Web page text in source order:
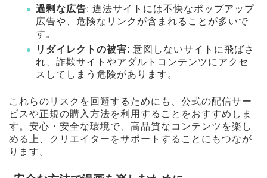
過剰な広告: 違法サイトには不快なポップアップ
広告や、危険なリンクが含まれることが多いで
す。
リダイレクトの被害: 意図しないサイトに飛ばさ
れ、詐欺サイトやアダルトコンテンツにアクセ
スしてしまう危険があります。
これらのリスクを回避するためにも、公式の配信サー
ビスや正規の購入方法を利用することをおすすめしま
す。安心・安全な環境で、高品質なコンテンツを楽し
める上、クリエイターをサポートすることにもつなが
ります。